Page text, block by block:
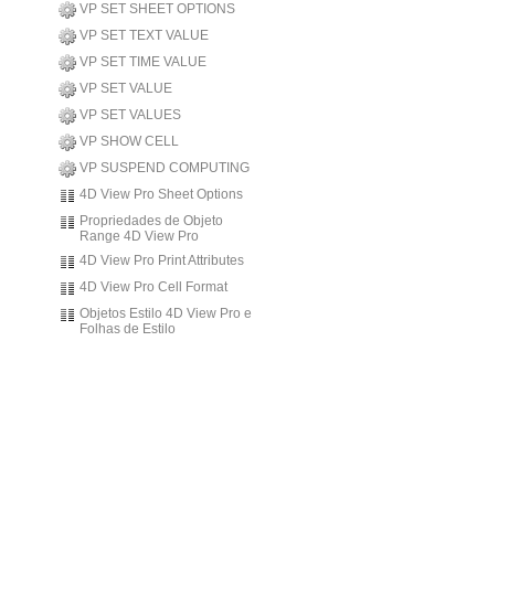
VP SET SHEET OPTIONS
VP SET TEXT VALUE
VP SET TIME VALUE
VP SET VALUE
VP SET VALUES
VP SHOW CELL
VP SUSPEND COMPUTING
4D View Pro Sheet Options
Propriedades de Objeto
Range 4D View Pro
4D View Pro Print Attributes
4D View Pro Cell Format
Objetos Estilo 4D View Pro e
Folhas de Estilo